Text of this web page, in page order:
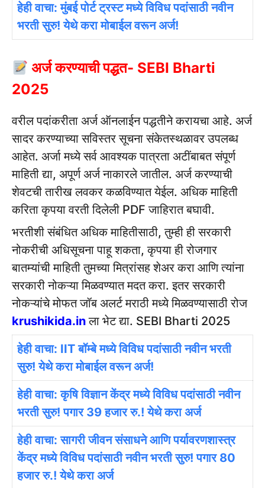
हेही वाचा: मुंबई पोर्ट ट्रस्ट मध्ये विविध पदांसाठी नवीन
भरती सुरु! येथे करा मोबाईल वरून अर्ज!
अर्ज करण्याची पद्धत- SEBI Bharti
2025
वरील पदांकरीता अर्ज ऑनलाईन पद्धतीने करायचा आहे. अर्ज
सादर करण्याच्या सविस्तर सूचना संकेतस्थळावर उपलब्ध
आहेत. अर्जा मध्ये सर्व आवश्यक पात्रता अटींबाबत संपूर्ण
माहिती द्या, अपूर्ण अर्ज नाकारले जातील. अर्ज करण्याची
शेवटची तारीख लवकर कळविण्यात येईल. अधिक माहिती
करिता कृपया वरती दिलेली PDF जाहिरात बघावी.
भरतीशी संबंधित अधिक माहितीसाठी, तुम्ही ही सरकारी
नोकरीची अधिसूचना पाहू शकता, कृपया ही रोजगार
बातम्यांची माहिती तुमच्या मित्रांसह शेअर करा आणि त्यांना
सरकारी नोकऱ्या मिळवण्यात मदत करा. इतर सरकारी
नोकऱ्यांचे मोफत जॉब अलर्ट मराठी मध्ये मिळवण्यासाठी रोज
krushikida.inला भेट द्या. SEBI Bharti 2025
हेही वाचा: IIT बॉम्बे मध्ये विविध पदांसाठी नवीन भरती
सुरु! येथे करा मोबाईल वरून अर्ज!
हेही वाचा: कृषि विज्ञान केंद्र मध्ये विविध पदांसाठी नवीन
भरती सुरु! पगार 39 हजार रु.! येथे करा अर्ज
हेही वाचा: सागरी जीवन संसाधने आणि पर्यावरणशास्त्र
केंद्र मध्ये विविध पदांसाठी नवीन भरती सुरु! पगार 80
हजार रु.! येथे करा अर्ज